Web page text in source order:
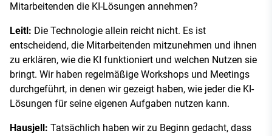
Mitarbeitenden die KI-Lösungen annehmen?
Leitl: Die Technologie allein reicht nicht. Es ist
entscheidend, die Mitarbeitenden mitzunehmen und ihnen
zu erklären, wie die KI funktioniert und welchen Nutzen sie
bringt. Wir haben regelmäßige Workshops und Meetings
durchgeführt, in denen wir gezeigt haben, wie jeder die KI-
Lösungen für seine eigenen Aufgaben nutzen kann.
Hausjell: Tatsächlich haben wir zu Beginn gedacht, dass